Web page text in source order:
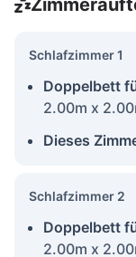
Schlafzimmer 1
Doppelbett
2.00m x
Dieses
Schlafzimmer 2
Doppelbett
2.00m x